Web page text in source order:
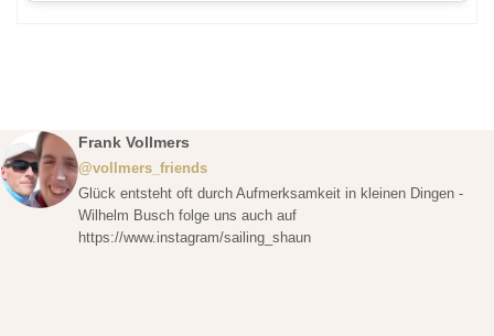
Frank Vollmers
@vollmers_friends
Glück entsteht oft durch Aufmerksamkeit in kleinen Dingen -
Wilhelm Busch folge uns auch auf
https://www.instagram/sailing_shaun